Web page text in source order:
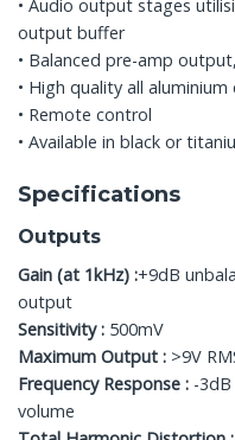
• Audio output stages
output buffer
• Balanced pre-amp
• High quality all aluminium
• Remote control
• Available in black or
Specifications
Outputs
Gain (at 1kHz) :+9dB
output
Sensitivity : 500mV
Maximum Output : >9V
Frequency Response : -
volume